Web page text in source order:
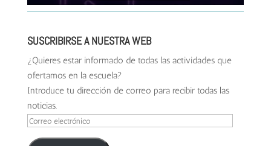
SUSCRIBIRSE A NUESTRA WEB
¿Quieres estar informado de todas las actividades que
ofertamos en la escuela?
Introduce tu dirección de correo para recibir todas las
noticias.
Correo
electrónico